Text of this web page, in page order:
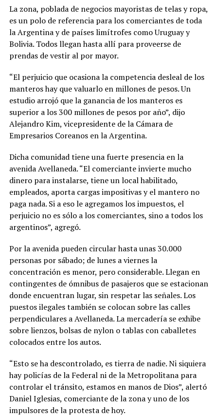
La zona, poblada de negocios mayoristas de telas y ropa,
es un polo de referencia para los comerciantes de toda
la Argentina y de países limítrofes como Uruguay y
Bolivia. Todos llegan hasta allí para proveerse de
prendas de vestir al por mayor.
“El perjuicio que ocasiona la competencia desleal de los
manteros hay que valuarlo en millones de pesos. Un
estudio arrojó que la ganancia de los manteros es
superior a los 300 millones de pesos por año”, dijo
Alejandro Kim, vicepresidente de la Cámara de
Empresarios Coreanos en la Argentina.
Dicha comunidad tiene una fuerte presencia en la
avenida Avellaneda. “El comerciante invierte mucho
dinero para instalarse, tiene un local habilitado,
empleados, aporta cargas impositivas y el mantero no
paga nada. Si a eso le agregamos los impuestos, el
perjuicio no es sólo a los comerciantes, sino a todos los
argentinos”, agregó.
Por la avenida pueden circular hasta unas 30.000
personas por sábado; de lunes a viernes la
concentración es menor, pero considerable. Llegan en
contingentes de ómnibus de pasajeros que se estacionan
donde encuentran lugar, sin respetar las señales. Los
puestos ilegales también se colocan sobre las calles
perpendiculares a Avellaneda. La mercadería se exhibe
sobre lienzos, bolsas de nylon o tablas con caballetes
colocados entre los autos.
“Esto se ha descontrolado, es tierra de nadie. Ni siquiera
hay policías de la Federal ni de la Metropolitana para
controlar el tránsito, estamos en manos de Dios”, alertó
Daniel Iglesias, comerciante de la zona y uno de los
impulsores de la protesta de hoy.